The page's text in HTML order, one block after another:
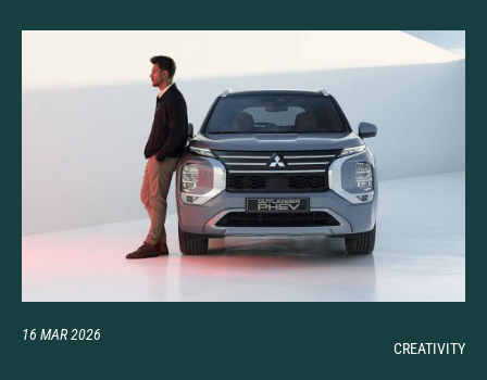
16 MAR 2026
CREATIVITY